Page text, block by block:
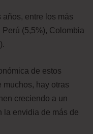
entre los más
(5,5%), Colombia
de estos
hay otras
creciendo a un
la envidia de más de